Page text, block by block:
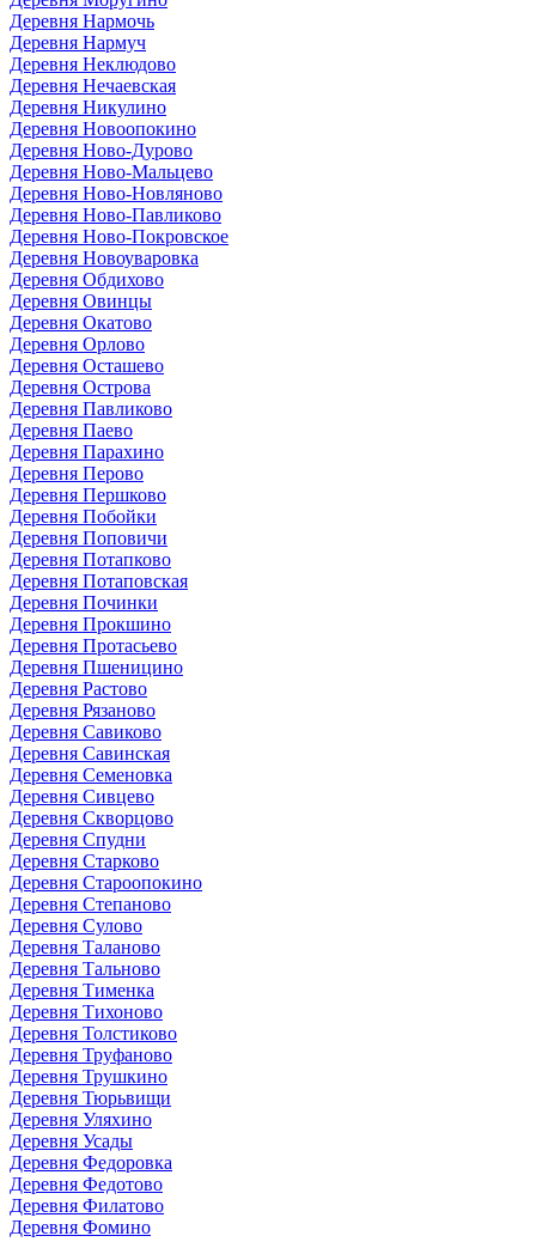
Деревня Нармочь
Деревня Нармуч
Деревня Неклюдово
Деревня Нечаевская
Деревня Никулино
Деревня Новоопокино
Деревня Ново-Дурово
Деревня Ново-Мальцево
Деревня Ново-Новляново
Деревня Ново-Павликово
Деревня Ново-Покровское
Деревня Новоуваровка
Деревня Обдихово
Деревня Овинцы
Деревня Окатово
Деревня Орлово
Деревня Осташево
Деревня Острова
Деревня Павликово
Деревня Паево
Деревня Парахино
Деревня Перово
Деревня Першково
Деревня Побойки
Деревня Поповичи
Деревня Потапково
Деревня Потаповская
Деревня Починки
Деревня Прокшино
Деревня Протасьево
Деревня Пшеницино
Деревня Растово
Деревня Рязаново
Деревня Савиково
Деревня Савинская
Деревня Семеновка
Деревня Сивцево
Деревня Скворцово
Деревня Спудни
Деревня Старково
Деревня Староопокино
Деревня Степаново
Деревня Сулово
Деревня Таланово
Деревня Тальново
Деревня Тименка
Деревня Тихоново
Деревня Толстиково
Деревня Труфаново
Деревня Трушкино
Деревня Тюрьвищи
Деревня Уляхино
Деревня Усады
Деревня Федоровка
Деревня Федотово
Деревня Филатово
Деревня Фомино